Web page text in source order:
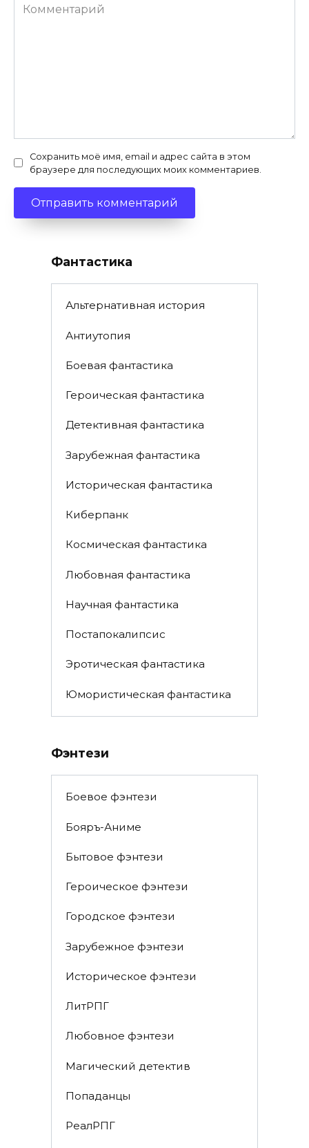
Комментарий
Сохранить моё имя, email и адрес сайта в этом
браузере для последующих моих комментариев.
Фантастика
Альтернативная история
Антиутопия
Боевая фантастика
Героическая фантастика
Детективная фантастика
Зарубежная фантастика
Историческая фантастика
Киберпанк
Космическая фантастика
Любовная фантастика
Научная фантастика
Постапокалипсис
Эротическая фантастика
Юмористическая фантастика
Фэнтези
Боевое фэнтези
Бояръ-Аниме
Бытовое фэнтези
Героическое фэнтези
Городское фэнтези
Зарубежное фэнтези
Историческое фэнтези
ЛитРПГ
Любовное фэнтези
Магический детектив
Попаданцы
РеалРПГ